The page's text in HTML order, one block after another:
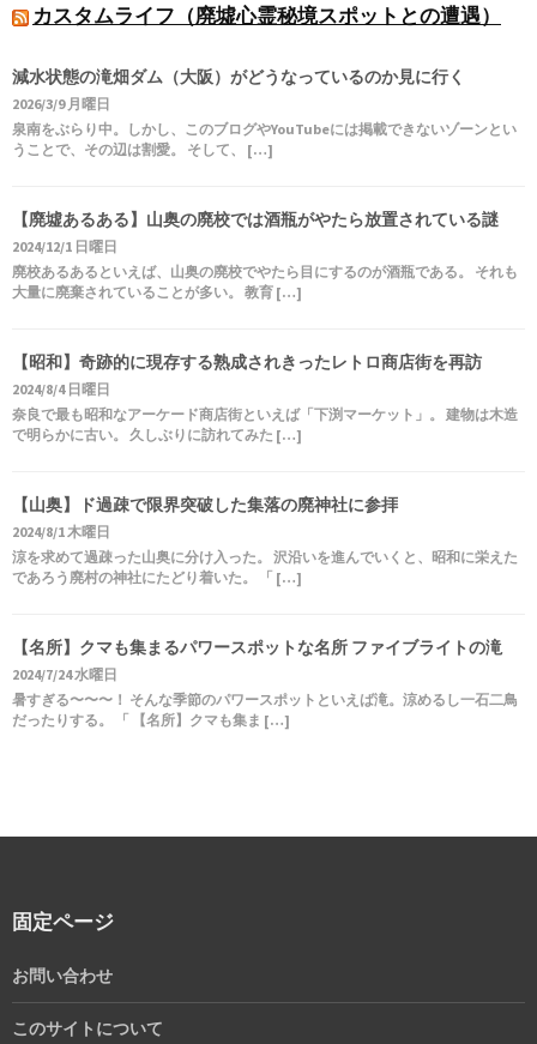
カスタムライフ（廃墟心霊秘境スポットとの遭遇）
減水状態の滝畑ダム（大阪）がどうなっているのか見に行く
2026/3/9 月曜日
泉南をぶらり中。しかし、このブログやYouTubeには掲載できないゾーンとい
うことで、その辺は割愛。 そして、 […]
【廃墟あるある】山奥の廃校では酒瓶がやたら放置されている謎
2024/12/1 日曜日
廃校あるあるといえば、山奥の廃校でやたら目にするのが酒瓶である。 それも
大量に廃棄されていることが多い。 教育 […]
【昭和】奇跡的に現存する熟成されきったレトロ商店街を再訪
2024/8/4 日曜日
奈良で最も昭和なアーケード商店街といえば「下渕マーケット」。 建物は木造
で明らかに古い。 久しぶりに訪れてみた […]
【山奥】ド過疎で限界突破した集落の廃神社に参拝
2024/8/1 木曜日
涼を求めて過疎った山奥に分け入った。 沢沿いを進んでいくと、昭和に栄えた
であろう廃村の神社にたどり着いた。 「 […]
【名所】クマも集まるパワースポットな名所 ファイブライトの滝
2024/7/24 水曜日
暑すぎる〜〜〜！ そんな季節のパワースポットといえば滝。涼めるし一石二鳥
だったりする。 「 【名所】クマも集ま […]
固定ページ
お問い合わせ
このサイトについて